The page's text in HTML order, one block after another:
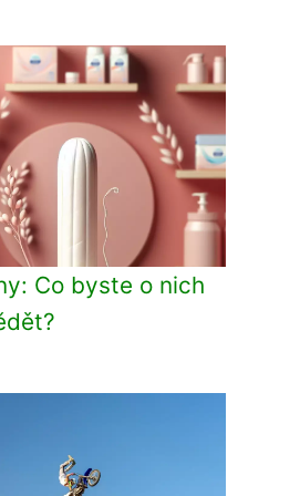
Co byste o nich